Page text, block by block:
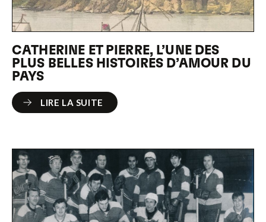
CATHERINE ET PIERRE, L’UNE DES
PLUS BELLES HISTOIRES D’AMOUR DU
PAYS
LIRE LA SUITE